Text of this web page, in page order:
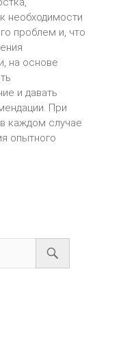
необходимости
проблем и, что
на основе
и давать
При
каждом случае
опытного